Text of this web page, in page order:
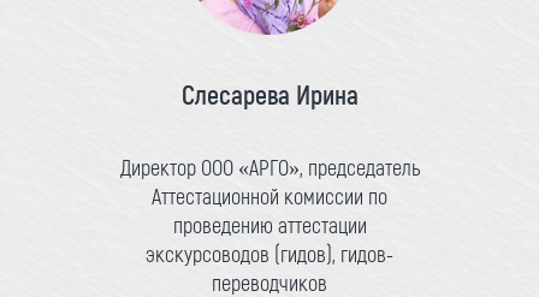
Слесарева Ирина
Директор ООО «АРГО», председатель
Аттестационной комиссии по
проведению аттестации
экскурсоводов (гидов), гидов-
переводчиков